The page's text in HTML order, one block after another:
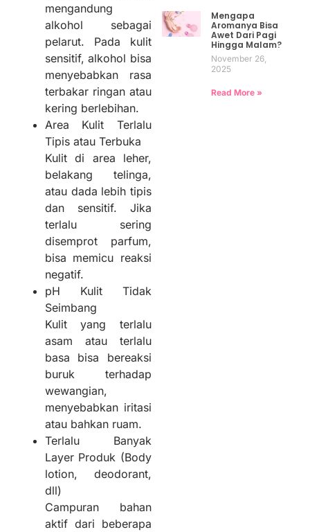
mengandung
alkohol sebagai
pelarut. Pada kulit
sensitif, alkohol bisa
menyebabkan rasa
terbakar ringan atau
kering berlebihan.
Area Kulit Terlalu
Tipis atau Terbuka
Kulit di area leher,
belakang telinga,
atau dada lebih tipis
dan sensitif. Jika
terlalu sering
disemprot parfum,
bisa memicu reaksi
negatif.
pH Kulit Tidak
Seimbang
Kulit yang terlalu
asam atau terlalu
basa bisa bereaksi
buruk terhadap
wewangian,
menyebabkan iritasi
atau bahkan ruam.
Terlalu Banyak
Layer Produk (Body
lotion, deodorant,
dll)
Campuran bahan
aktif dari beberapa
Mengapa
Aromanya Bisa
Awet Dari Pagi
Hingga Malam?
November 26,
2025
Read More »